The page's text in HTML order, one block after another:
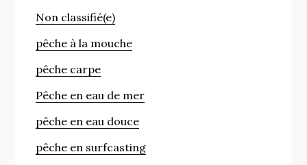
Non classifié(e)
pêche à la mouche
pêche carpe
Pêche en eau de mer
pêche en eau douce
pêche en surfcasting